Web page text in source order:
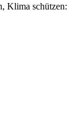
Klima schützen: